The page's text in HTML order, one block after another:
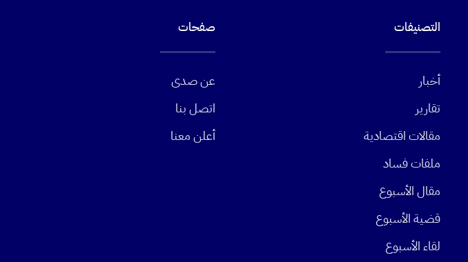
التصنيفات
أخبار
تقارير
مقالات اقتصادية
ملفات فساد
مقال الأسبوع
قضية الأسبوع
لقاء الأسبوع
صفحات
عن صدى
اتصل بنا
أعلن معنا